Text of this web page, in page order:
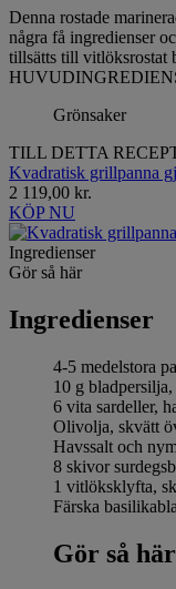
Denna rostade
några få ingredienser
tillsätts till vitlöksrostat
Grönsaker
TILL DETTA
Kvadratisk grillpanna
2 119,00 kr.
KÖP NU
Ingredienser
Gör så här
Ingredienser
4-5 medelstora
10 g
6 vita sardeller,
Olivolja, skvätt
Havssalt och
8 skivor
1 vitlöksklyfta,
Färska
Gör så här